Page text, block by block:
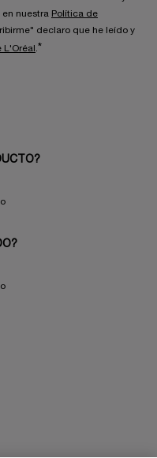
en nuestra Política de
declaro que he leído y
L'Oréal .*